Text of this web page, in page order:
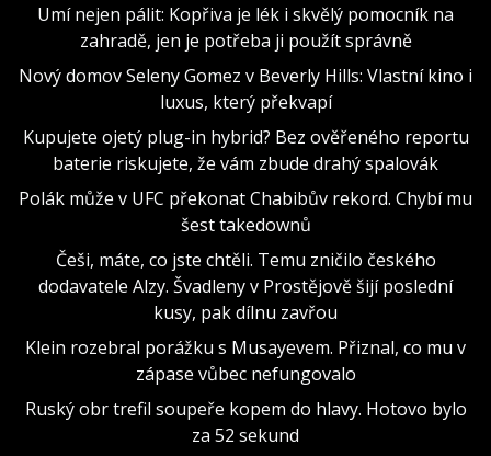
Umí nejen pálit: Kopřiva je lék i skvělý pomocník na
zahradě, jen je potřeba ji použít správně
Nový domov Seleny Gomez v Beverly Hills: Vlastní kino i
luxus, který překvapí
Kupujete ojetý plug-in hybrid? Bez ověřeného reportu
baterie riskujete, že vám zbude drahý spalovák
Polák může v UFC překonat Chabibův rekord. Chybí mu
šest takedownů
Češi, máte, co jste chtěli. Temu zničilo českého
dodavatele Alzy. Švadleny v Prostějově šijí poslední
kusy, pak dílnu zavřou
Klein rozebral porážku s Musayevem. Přiznal, co mu v
zápase vůbec nefungovalo
Ruský obr trefil soupeře kopem do hlavy. Hotovo bylo
za 52 sekund